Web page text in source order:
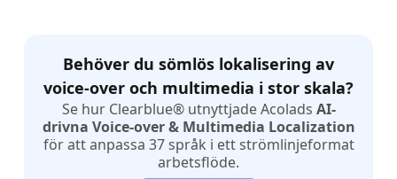
Behöver du sömlös lokalisering av
voice-over och multimedia i stor skala?
Se hur Clearblue® utnyttjade Acolads AI-
drivna Voice-over & Multimedia Localization
för att anpassa 37 språk i ett strömlinjeformat
arbetsflöde.